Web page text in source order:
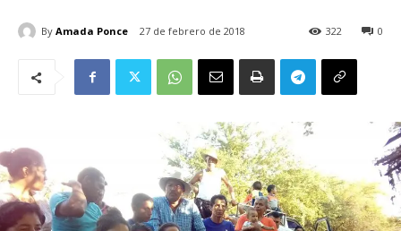
By Amada Ponce 27 de febrero de 2018 0
322